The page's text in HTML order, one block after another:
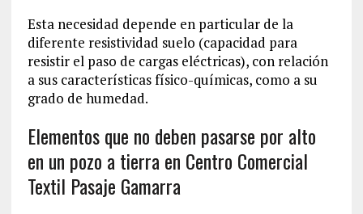
Esta necesidad depende en particular de la
diferente resistividad suelo (capacidad para
resistir el paso de cargas eléctricas), con relación
a sus características físico-químicas, como a su
grado de humedad.
Elementos que no deben pasarse por alto
en un pozo a tierra en Centro Comercial
Textil Pasaje Gamarra